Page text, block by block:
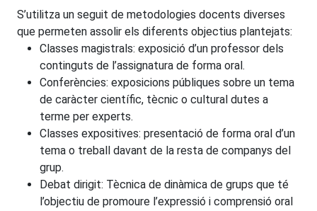
S’utilitza un seguit de metodologies docents diverses
que permeten assolir els diferents objectius plantejats:
Classes magistrals: exposició d’un professor dels
continguts de l’assignatura de forma oral.
Conferències: exposicions públiques sobre un tema
de caràcter científic, tècnic o cultural dutes a
terme per experts.
Classes expositives: presentació de forma oral d’un
tema o treball davant de la resta de companys del
grup.
Debat dirigit: Tècnica de dinàmica de grups que té
l’objectiu de promoure l’expressió i comprensió oral